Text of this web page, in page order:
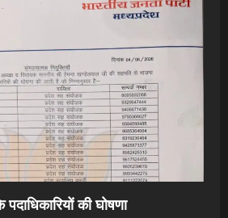
की घोषणा